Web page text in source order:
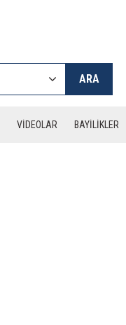
ARA
VİDEOLAR BAYİLİKLER